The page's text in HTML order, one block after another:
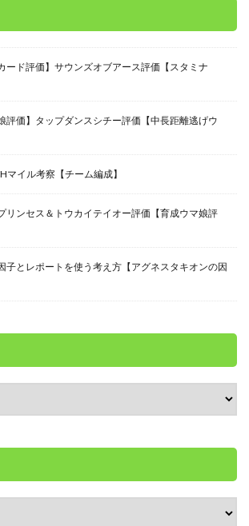
ード評価】サウンズオブアース評価【スタミナ
評価】タップダンスシチー評価【中長距離逃げウ
マイル考察【チーム編成】
リンセス＆トウカイテイオー評価【育成ウマ娘評
子とレポートを使う考え方【アグネスタキオンの因